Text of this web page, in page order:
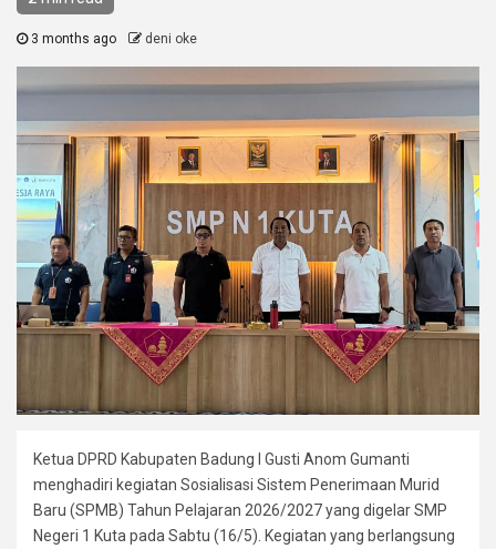
3 months ago deni oke
Ketua DPRD Kabupaten Badung I Gusti Anom Gumanti
menghadiri kegiatan Sosialisasi Sistem Penerimaan Murid
Baru (SPMB) Tahun Pelajaran 2026/2027 yang digelar SMP
Negeri 1 Kuta pada Sabtu (16/5). Kegiatan yang berlangsung